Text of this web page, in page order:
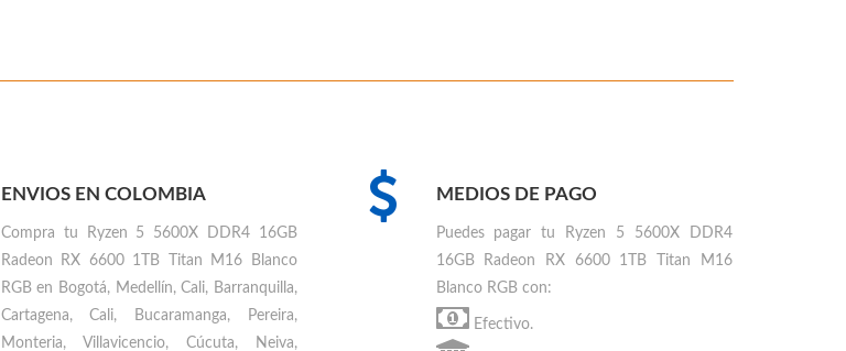
ENVIOS EN COLOMBIA
Compra tu
Ryzen 5 5600X DDR4 16GB
Radeon RX 6600 1TB Titan M16 Blanco
RGB en Bogotá, Medellín, Cali, Barranquilla,
Cartagena, Cali, Bucaramanga, Pereira,
Monteria, Villavicencio, Cúcuta, Neiva,
MEDIOS DE PAGO
Puedes pagar tu Ryzen 5 5600X DDR4
16GB Radeon RX 6600 1TB Titan M16
Blanco RGB con:
Efectivo.